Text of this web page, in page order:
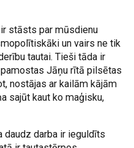
stāsts par mūsdienu
un vairs ne tik
tautai. Tieši tāda ir
Jāņu rītā pilsētas
nostājas ar kailām kājām
sajūt kaut ko maģisku,
daudz darba ir ieguldīts